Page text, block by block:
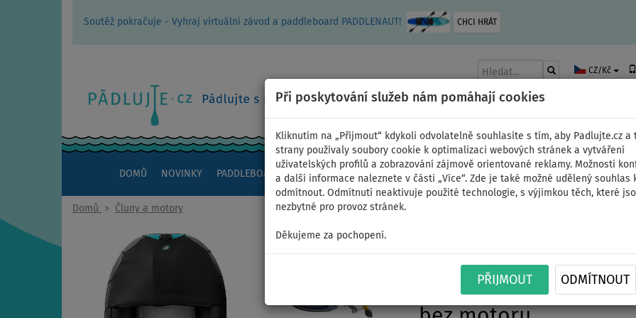
Soutěž pokračuje - Vyhraj virtuální závod a paddleboard PADDLENAUT! CHCI HRÁT
Při poskytování služeb nám pomáhají cookies
Kliknutím na „Přijmout“ kdykoli odvolatelně souhlasíte s tím, aby Padlujte.cz a
strany používaly soubory cookie k optimalizaci webových stránek a vytváření
uživatelských profilů a zobrazování zájmově orientované reklamy. Možnosti
a další informace naleznete v části „Více“. Zde je také možné udělený souhlas
odmítnout. Odmítnutí neaktivuje použité technologie, s výjimkou těch, které
nezbytné pro provoz stránek.
Děkujeme za pochopení.
PŘIJMOUT ODMÍTNOUT
CZ/Kč
DOMŮ NOVINKY PADDLEBOARDY KAJAKY ČLUNY A MOTORY PÁDLA PLACHTY OBLEČENÍ
Domů > Čluny a motory
Člun GLADIATOR
- nafukovací člun s